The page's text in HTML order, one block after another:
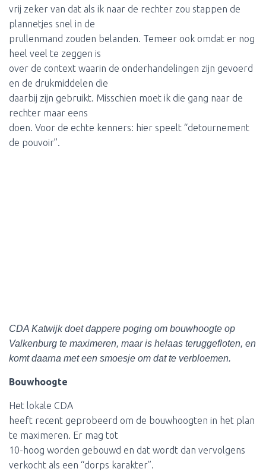
vrij zeker van dat als ik naar de rechter zou stappen de
plannetjes snel in de
prullenmand zouden belanden. Temeer ook omdat er nog
heel veel te zeggen is
over de context waarin de onderhandelingen zijn gevoerd
en de drukmiddelen die
daarbij zijn gebruikt. Misschien moet ik die gang naar de
rechter maar eens
doen. Voor de echte kenners: hier speelt “detournement
de pouvoir”.
CDA Katwijk doet dappere poging om bouwhoogte op
Valkenburg te maximeren, maar is helaas teruggefloten, en
komt daarna met een smoesje om dat te verbloemen.
Bouwhoogte
Het lokale CDA
heeft recent geprobeerd om de bouwhoogten in het plan
te maximeren. Er mag tot
10-hoog worden gebouwd en dat wordt dan vervolgens
verkocht als een “dorps karakter”.